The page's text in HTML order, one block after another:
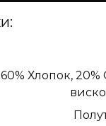
60% Хлопок,